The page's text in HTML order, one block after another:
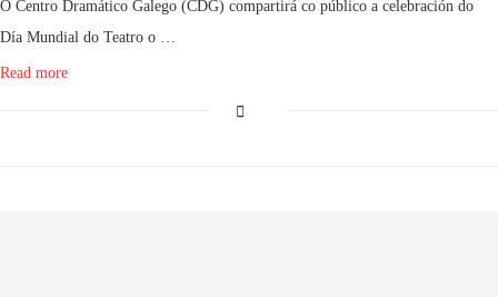
O Centro Dramático Galego (CDG) compartirá co público a celebración do
Día Mundial do Teatro o …
Read more